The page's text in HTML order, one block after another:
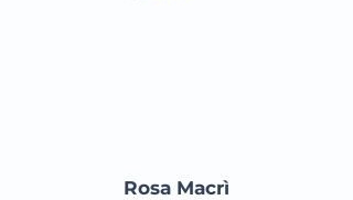
Rosa Macrì